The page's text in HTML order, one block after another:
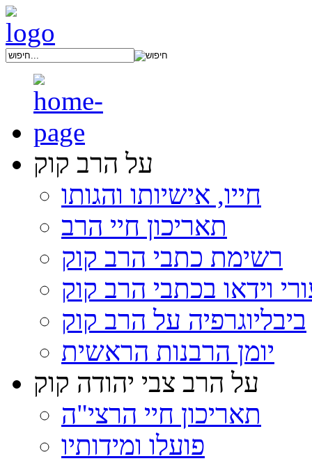
על הרב קוק
חייו, אישיותו והגותו
תאריכון חיי הרב
רשימת כתבי הרב קוק
וידאו בכתבי הרב קוק
ביבליוגרפיה על הרב קוק
יומן הרבנות הראשית
על הרב צבי יהודה קוק
תאריכון חיי הרצי"ה
פועלו ומידותיו